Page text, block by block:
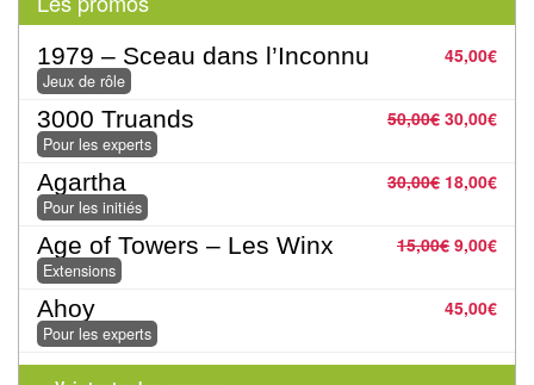
Ambiance
Coopératif
Gestion
Escape
Game
/
Enquête
Jeux
45,00€
1979 – Sceau dans l’Inconnu
Jeux de rôle
50,00€ 30,00€
3000 Truands
Pour les experts
30,00€ 18,00€
Agartha
Pour les initiés
15,00€ 9,00€
Age of Towers – Les Winx
Extensions
45,00€
Ahoy
Pour les experts